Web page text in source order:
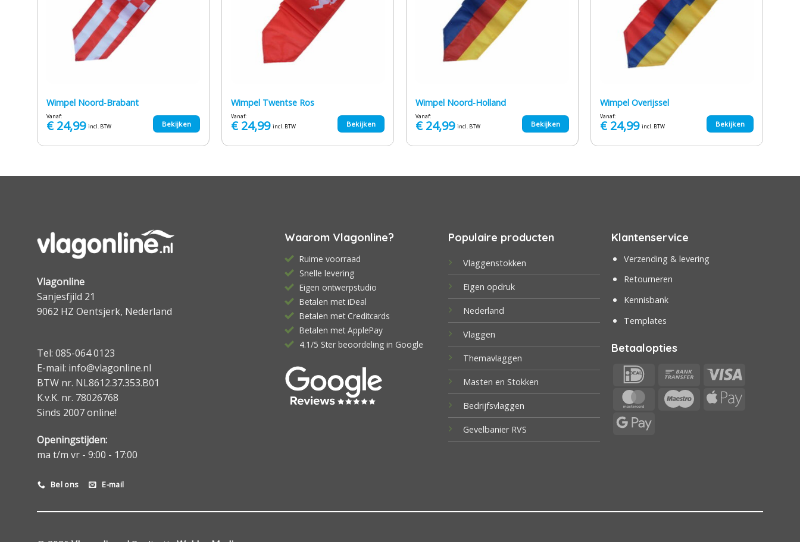
Wimpel Noord-Brabant
Vanaf:
€24,99 incl. BTW Bekijken
Wimpel Twentse Ros
Vanaf:
€24,99 incl. BTW Bekijken
Wimpel Noord-Holland
Vanaf:
€24,99 incl. BTW Bekijken
Wimpel Overijssel
Vanaf:
€24,99 incl. BTW Bekijken
Vlagonline
Sanjesfjild 21
9062 HZ Oentsjerk, Nederland
Tel: 085-064 0123
E-mail: info@vlagonline.nl
BTW nr. NL8612.37.353.B01
K.v.K. nr. 78026768
Sinds 2007 online!
Openingstijden:
ma t/m vr - 9:00 - 17:00
Bel ons E-mail
Waarom Vlagonline?
Ruime voorraad
Snelle levering
Eigen ontwerpstudio
Betalen met iDeal
Betalen met Creditcards
Betalen met ApplePay
4.1/5 Ster beoordeling in Google
Populaire producten
Vlaggenstokken
Eigen opdruk
Nederland
Vlaggen
Themavlaggen
Masten en Stokken
Bedrijfsvlaggen
Gevelbanier RVS
Klantenservice
Verzending & levering
Retourneren
Kennisbank
Templates
Betaalopties
IDeal
Bank
MasterCard Maestro Apple
Google